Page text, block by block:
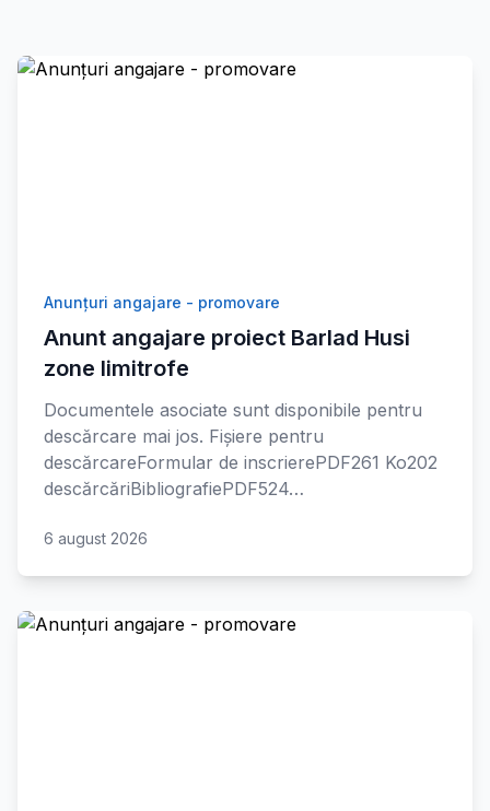
Anunțuri angajare - promovare
Anunt angajare proiect Barlad Husi
zone limitrofe
Documentele asociate sunt disponibile pentru
descărcare mai jos. Fișiere pentru
descărcareFormular de inscrierePDF261 Ko202
descărcăriBibliografiePDF524…
6 august 2026